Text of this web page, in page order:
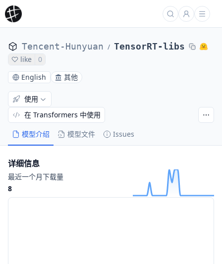
Tencent-Hunyuan / TensorRT-libs
like
0
English
其他
模型介绍 模型文件 Issues
使用
在 Transformers 中使用
详细信息
最近一个月下载量
8